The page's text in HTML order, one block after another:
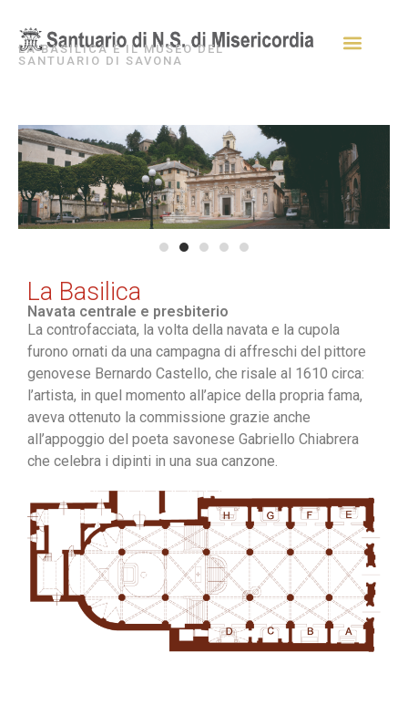
LA BASILICA E IL MUSEO DEL
SANTUARIO DI SAVONA
La Basilica
Navata centrale e presbiterio
La controfacciata, la volta della navata e la cupola
furono ornati da una campagna di affreschi del pittore
genovese Bernardo Castello, che risale al 1610 circa:
l’artista, in quel momento all’apice della propria fama,
aveva ottenuto la commissione grazie anche
all’appoggio del poeta savonese Gabriello Chiabrera
che celebra i dipinti in una sua canzone.